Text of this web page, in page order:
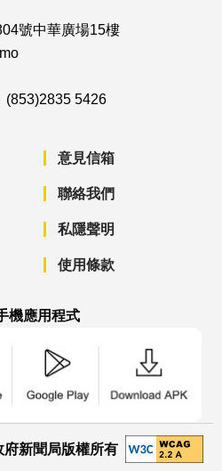
號中華廣場15樓
(853)2835 5426
意見信箱
聯絡我們
私隱聲明
使用條款
機應用程式
新聞局版權所有